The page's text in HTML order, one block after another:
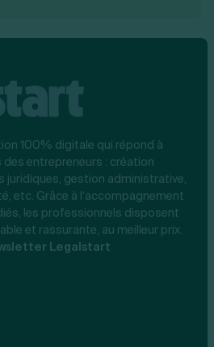
100% digitale qui répond à
des entrepreneurs : création
juridiques, gestion administrative,
etc. Grâce à l’accompagnement
les professionnels disposent
et rassurante, au meilleur prix.
Legalstart